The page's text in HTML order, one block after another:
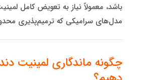
باشد، معمولاً نیاز به تعویض کامل
مدل‌های سرامیکی که ترمیم‌پذیری
چگونه ماندگاری لمینیت